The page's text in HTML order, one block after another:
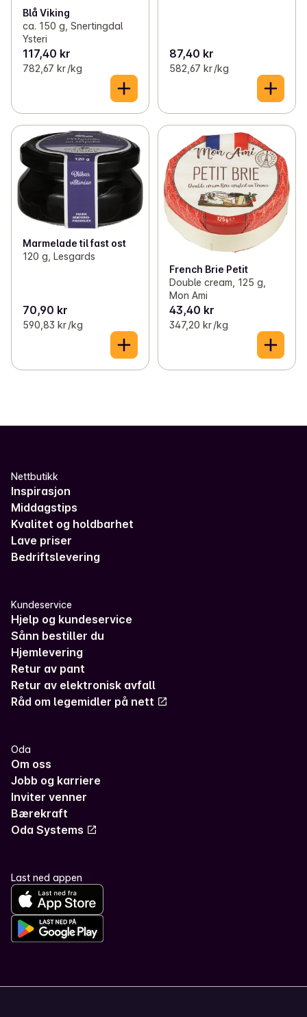
Blå Viking
ca. 150 g, Snertingdal
Ysteri
117,40 kr
782,67 kr /kg
87,40 kr
582,67 kr /kg
Marmelade til fast ost
120 g, Lesgards
70,90 kr
590,83 kr /kg
French Brie Petit
Double cream, 125 g,
Mon Ami
43,40 kr
347,20 kr /kg
Nettbutikk
Inspirasjon
Middagstips
Kvalitet og holdbarhet
Lave priser
Bedriftslevering
Kundeservice
Hjelp og kundeservice
Sånn bestiller du
Hjemlevering
Retur av pant
Retur av elektronisk avfall
Råd om legemidler på nett
Oda
Om oss
Jobb og karriere
Inviter venner
Bærekraft
Oda Systems
Last ned appen